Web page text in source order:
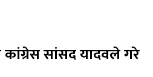
कांग्रेस सांसद यादवले गरे